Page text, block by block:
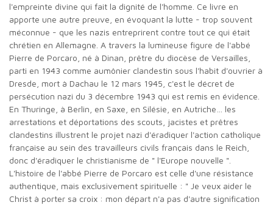
l'empreinte divine qui fait la dignité de l'homme. Ce livre en
apporte une autre preuve, en évoquant la lutte - trop souvent
méconnue - que les nazis entreprirent contre tout ce qui était
chrétien en Allemagne. A travers la lumineuse figure de l'abbé
Pierre de Porcaro, né à Dinan, prêtre du diocèse de Versailles,
parti en 1943 comme aumônier clandestin sous l'habit d'ouvrier à
Dresde, mort à Dachau le 12 mars 1945, c'est le décret de
persécution nazi du 3 décembre 1943 qui est remis en évidence.
En Thuringe, à Berlin, en Saxe, en Silésie, en Autriche… les
arrestations et déportations des scouts, jacistes et prêtres
clandestins illustrent le projet nazi d'éradiquer l'action catholique
française au sein des travailleurs civils français dans le Reich,
donc d'éradiquer le christianisme de " l'Europe nouvelle ".
L'histoire de l'abbé Pierre de Porcaro est celle d'une résistance
authentique, mais exclusivement spirituelle : " Je veux aider le
Christ à porter sa croix : mon départ n'a pas d'autre signification